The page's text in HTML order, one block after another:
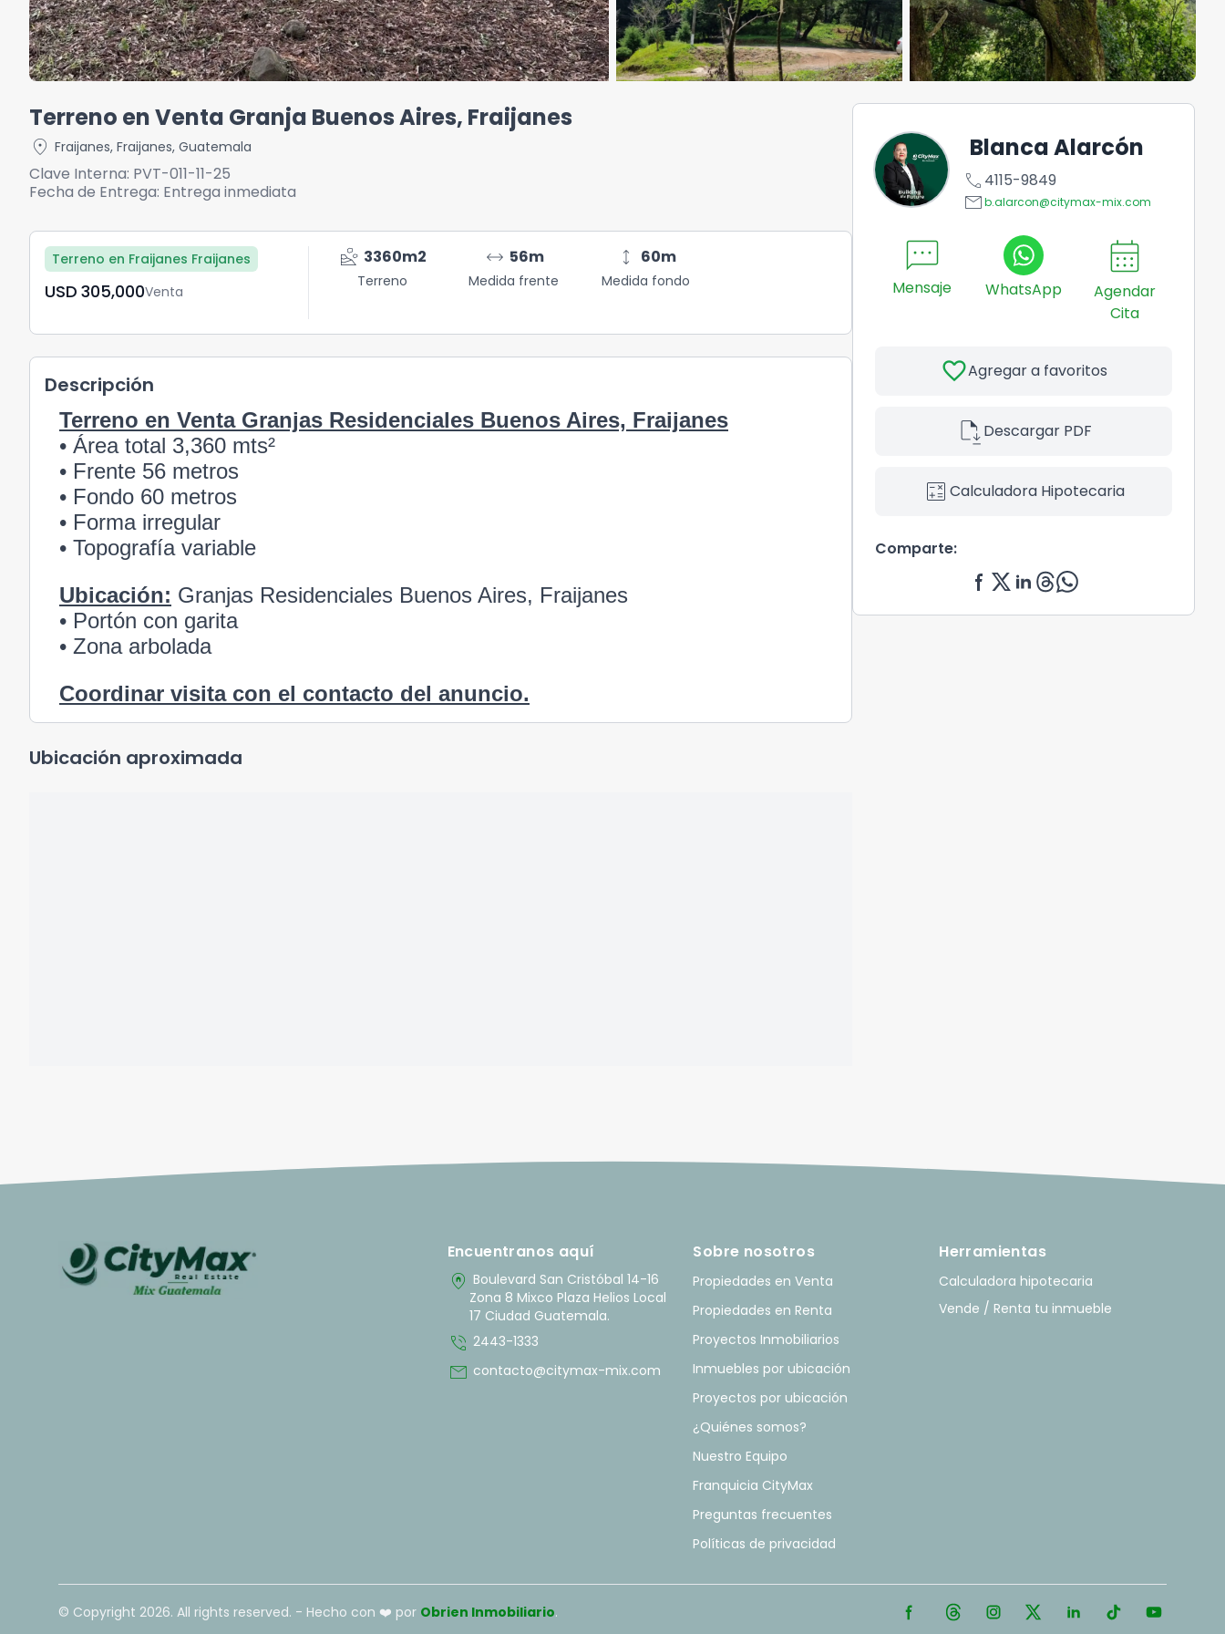
Terreno en Venta Granja Buenos Aires, Fraijanes
location_on Fraijanes, Fraijanes, Guatemala
Clave Interna: PVT-011-11-25
Fecha de Entrega: Entrega inmediata
Terreno en Fraijanes Fraijanes
USD	305,000Venta
landslide 3360m2
Terreno
arrow_range 56m
Medida frente
height 60m
Medida fondo
Descripción
Terreno en Venta Granjas Residenciales Buenos Aires, Fraijanes
• Área total 3,360 mts²
• Frente 56 metros
• Fondo 60 metros
• Forma irregular
• Topografía variable
Ubicación: Granjas Residenciales Buenos Aires, Fraijanes
• Portón con garita
• Zona arbolada
Coordinar visita con el contacto del anuncio.
Ubicación aproximada
Blanca Alarcón
call 4115-9849
emailb.alarcon@citymax-mix.com
sms
Mensaje WhatsApp
calendar_month
Agendar
Cita
favoriteAgregar a favoritos
file_saveDescargar PDF
calculate Calculadora Hipotecaria
Comparte:
Encuentranos aquí
home_pin Boulevard San Cristóbal 14-16
Zona 8 Mixco Plaza Helios Local
17 Ciudad Guatemala.
phone_in_talk 2443-1333
mail contacto@citymax-mix.com
Sobre nosotros
Propiedades en Venta
Propiedades en Renta
Proyectos Inmobiliarios
Inmuebles por ubicación
Proyectos por ubicación
¿Quiénes somos?
Nuestro Equipo
Franquicia CityMax
Preguntas frecuentes
Políticas de privacidad
Herramientas
Calculadora hipotecaria
Vende / Renta tu inmueble
© Copyright 2026. All rights reserved. - Hecho con ❤️ por Obrien Inmobiliario.